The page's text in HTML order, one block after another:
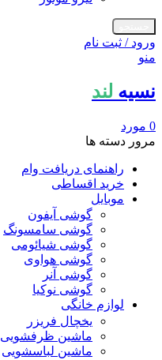
ورود / ثبت نام
منو
نسیه لند
0 مورد
مرور دسته ها
راهنمای دریافت وام
خرید اقساطی
موبایل
گوشی آیفون
گوشی سامسونگ
گوشی شیائومی
گوشی هواوی
گوشی آنر
گوشی نوکیا
لوازم خانگی
یخچال فریزر
ماشین ظرفشویی
ماشین لباسشویی